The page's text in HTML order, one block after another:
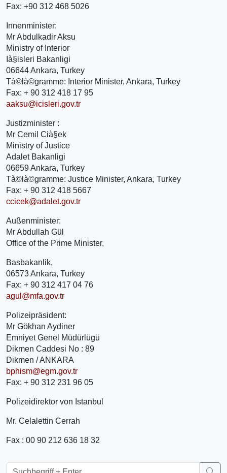
Fax: +90 312 468 5026
Innenminister:
Mr Abdulkadir Aksu
Ministry of Interior
Ià§isleri Bakanligi
06644 Ankara, Turkey
Tà©là©gramme: Interior Minister, Ankara, Turkey
Fax: + 90 312 418 17 95
aaksu@icisleri.gov.tr
Justizminister :
Mr Cemil Cià§ek
Ministry of Justice
Adalet Bakanligi
06659 Ankara, Turkey
Tà©là©gramme: Justice Minister, Ankara, Turkey
Fax: + 90 312 418 5667
ccicek@adalet.gov.tr
Außenminister:
Mr Abdullah Gül
Office of the Prime Minister,
Basbakanlik,
06573 Ankara, Turkey
Fax: + 90 312 417 04 76
agul@mfa.gov.tr
Polizeipräsident:
Mr Gökhan Aydiner
Emniyet Genel Müdürlügü
Dikmen Caddesi No : 89
Dikmen / ANKARA
bphism@egm.gov.tr
Fax: + 90 312 231 96 05
Polizeidirektor von Istanbul
Mr. Celalettin Cerrah
Fax : 00 90 212 636 18 32